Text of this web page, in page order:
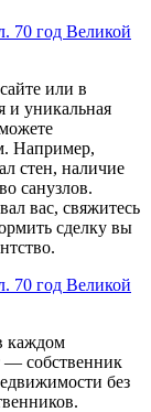
70 год Великой
или в
и уникальная
Например,
стен, наличие
санузлов.
вас, свяжитесь
сделку вы
70 год Великой
каждом
— собственник
без